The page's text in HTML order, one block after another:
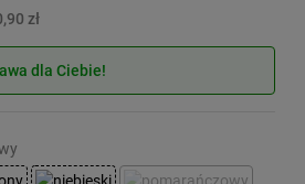
zł
dla Ciebie!